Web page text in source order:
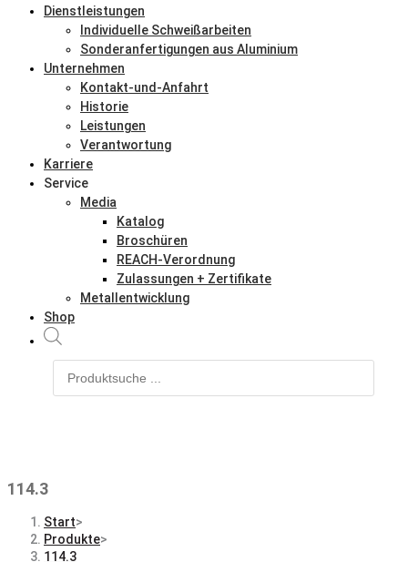
Dienstleistungen
Individuelle Schweißarbeiten
Sonderanfertigungen aus Aluminium
Unternehmen
Kontakt-und-Anfahrt
Historie
Leistungen
Verantwortung
Karriere
Service
Media
Katalog
Broschüren
REACH-Verordnung
Zulassungen + Zertifikate
Metallentwicklung
Shop
114.3
Start>
Produkte>
114.3